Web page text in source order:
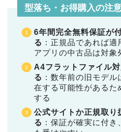
型落ち・お得購入の注
6年間完全無料保証が
る ：正規品であれば
アプリの中古品は対象
A4フラットファイル
る ：数年前の旧モデ
在する可能性があるた
する
公式サイトか正規取り
る ：保証が確実に付